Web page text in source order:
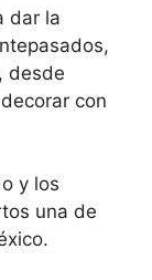
dar la
desde
con
y los
una de